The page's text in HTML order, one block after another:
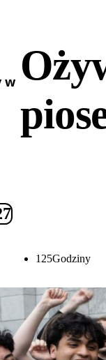
w
125Godziny